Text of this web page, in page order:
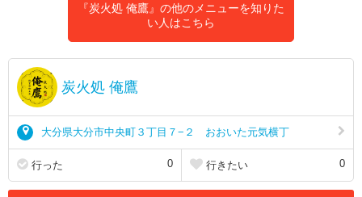
『炭火処 俺鷹』の他のメニューを知りた
い人はこちら
炭火処 俺鷹
大分県大分市中央町３丁目７−２ おおいた元気横丁
行った 0 行きたい 0